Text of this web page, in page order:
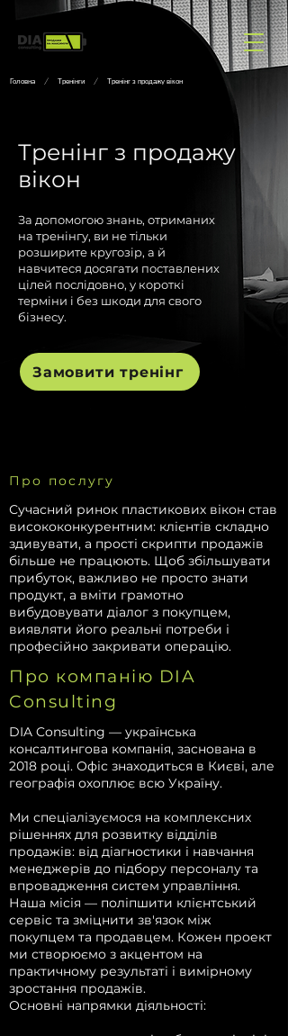
Головна / Тренінги / Тренінг з продажу вікон
Тренінг з продажу
вікон
За допомогою знань, отриманих
на тренінгу, ви не тільки
розширите кругозір, а й
навчитеся досягати поставлених
цілей послідовно, у короткі
терміни і без шкоди для свого
бізнесу.
Замовити тренінг
Про послугу
Сучасний ринок пластикових вікон став
висококонкурентним: клієнтів складно
здивувати, а прості скрипти продажів
більше не працюють. Щоб збільшувати
прибуток, важливо не просто знати
продукт, а вміти грамотно
вибудовувати діалог з покупцем,
виявляти його реальні потреби і
професійно закривати операцію.
Про компанію DIA
Consulting
DIA Consulting — українська
консалтингова компанія, заснована в
2018 році. Офіс знаходиться в Києві, але
географія охоплює всю Україну.
Ми спеціалізуємося на комплексних
рішеннях для розвитку відділів
продажів: від діагностики і навчання
менеджерів до підбору персоналу та
впровадження систем управління.
Наша місія — поліпшити клієнтський
сервіс та зміцнити зв'язок між
покупцем та продавцем. Кожен проект
ми створюємо з акцентом на
практичному результаті і вимірному
зростання продажів.
Основні напрямки діяльності: